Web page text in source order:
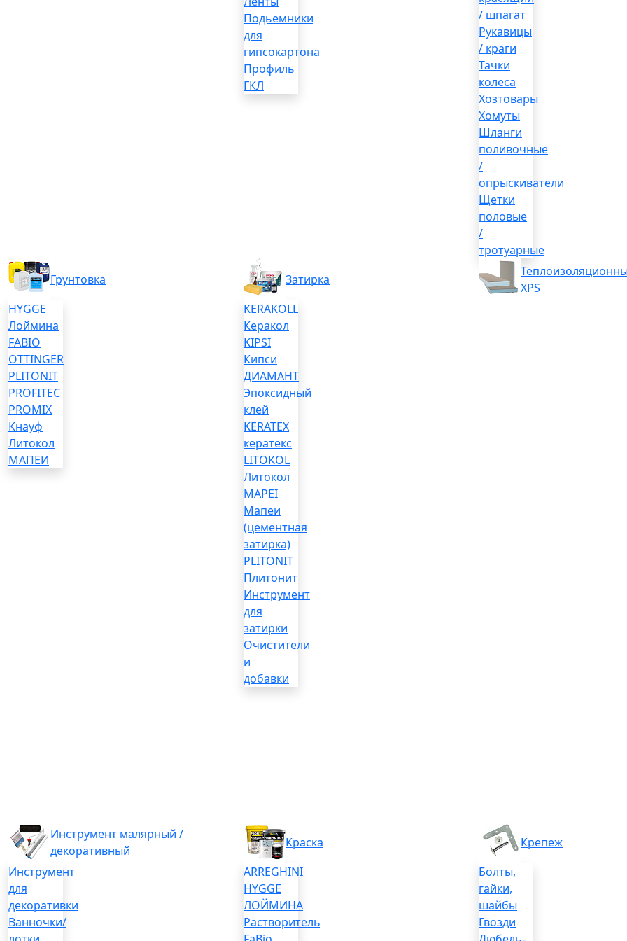
Подьемники
для
гипсокартона
Профиль
ГКЛ
/ шпагат
Рукавицы
/ краги
Тачки
колеса
Хозтовары
Хомуты
Шланги
поливочные
/
опрыскиватели
Щетки
половые
/
тротуарные
Грунтовка
HYGGE
Лоймина
FABIO
OTTINGER
PLITONIT
PROFITEC
PROMIX
Кнауф
Литокол
МАПЕИ
Затирка
KERAKOLL
Керакол
KIPSI
Кипси
ДИАМАНТ
Эпоксидный
клей
KERATEX
кератекс
LITOKOL
Литокол
MAPEI
Мапеи
(цементная
затирка)
PLITONIT
Плитонит
Инструмент
для
затирки
Очистители
и
добавки
XPS
Инструмент малярный /
декоративный
Инструмент
для
декоративки
Ванночки/
Краска
ARREGHINI
HYGGE
ЛОЙМИНА
Растворитель
Крепеж
Болты,
гайки,
шайбы
Гвозди